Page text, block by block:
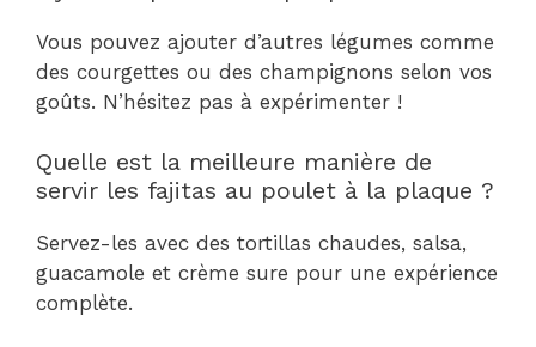
Vous pouvez ajouter d’autres légumes comme
des courgettes ou des champignons selon vos
goûts. N’hésitez pas à expérimenter !
Quelle est la meilleure manière de
servir les fajitas au poulet à la plaque ?
Servez-les avec des tortillas chaudes, salsa,
guacamole et crème sure pour une expérience
complète.